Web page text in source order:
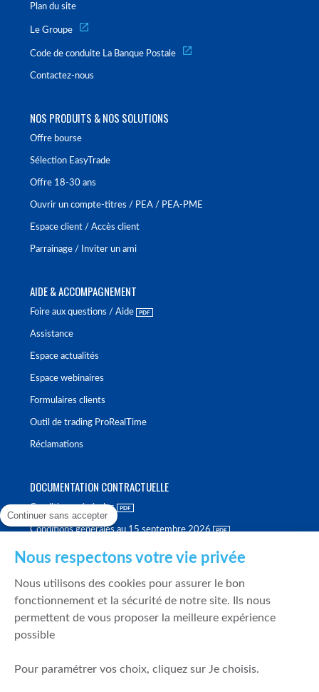
Plan du site
Le Groupe
Code de conduite La Banque Postale
Contactez-nous
NOS PRODUITS & NOS SOLUTIONS
Offre bourse
Sélection EasyTrade
Offre 18-30 ans
Ouvrir un compte-titres / PEA / PEA-PME
Espace client / Accès client
Parrainage / Inviter un ami
AIDE & ACCOMPAGNEMENT
Foire aux questions / Aide
Assistance
Espace actualités
Espace webinaires
Formulaires clients
Outil de trading ProRealTime
Réclamations
DOCUMENTATION CONTRACTUELLE
Conditions générales
Conditions générales au 15 septembre 2026
Politique de meilleure sélection
Politique de durabilité
Fonds de garantie des dépôts et de résolution
Continuer sans accepter
Nous respectons votre vie privée
Nous utilisons des cookies pour assurer le bon
fonctionnement et la sécurité de notre site. Ils nous
permettent de vous proposer la meilleure expérience
possible
Pour paramétrer vos choix, cliquez sur Je choisis.